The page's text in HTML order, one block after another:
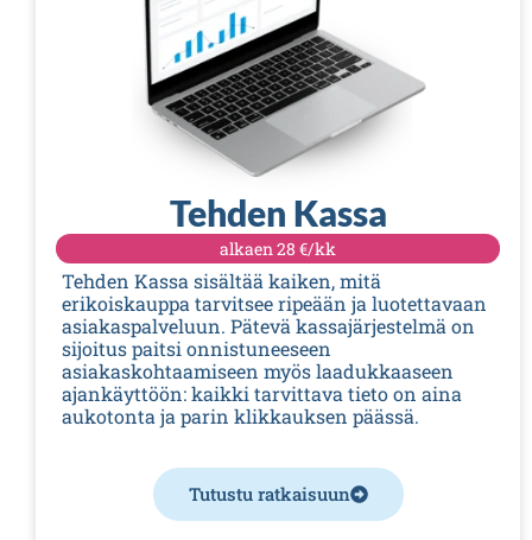
Tehden Kassa
alkaen28 €/kk
Tehden Kassa sisältää kaiken, mitä
erikoiskauppa tarvitsee ripeään ja luotettavaan
asiakaspalveluun. Pätevä kassajärjestelmä on
sijoitus paitsi onnistuneeseen
asiakaskohtaamiseen myös laadukkaaseen
ajankäyttöön: kaikki tarvittava tieto on aina
aukotonta ja parin klikkauksen päässä.
Tutustu ratkaisuun